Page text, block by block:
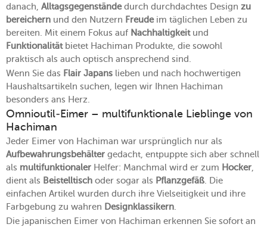
danach, Alltagsgegenständedurch durchdachtes Design zu
bereichern und den Nutzern Freudeim täglichen Leben zu
bereiten. Mit einem Fokus auf Nachhaltigkeitund
Funktionalitätbietet Hachiman Produkte, die sowohl
praktisch als auch optisch ansprechend sind.
Wenn Sie das Flair Japans lieben und nach hochwertigen
Haushaltsartikeln suchen, legen wir Ihnen Hachiman
besonders ans Herz.
Omnioutil-Eimer – multifunktionale Lieblinge von
Hachiman
Jeder Eimer von Hachiman war ursprünglich nur als
Aufbewahrungsbehälter gedacht, entpuppte sich aber schnell
als multifunktionaler Helfer: Manchmal wird er zum Hocker,
dient als Beistelltisch oder sogar als Pflanzgefäß. Die
einfachen Artikel wurden durch ihre Vielseitigkeit und ihre
Farbgebung zu wahren Designklassikern.
Die japanischen Eimer von Hachiman erkennen Sie sofort an